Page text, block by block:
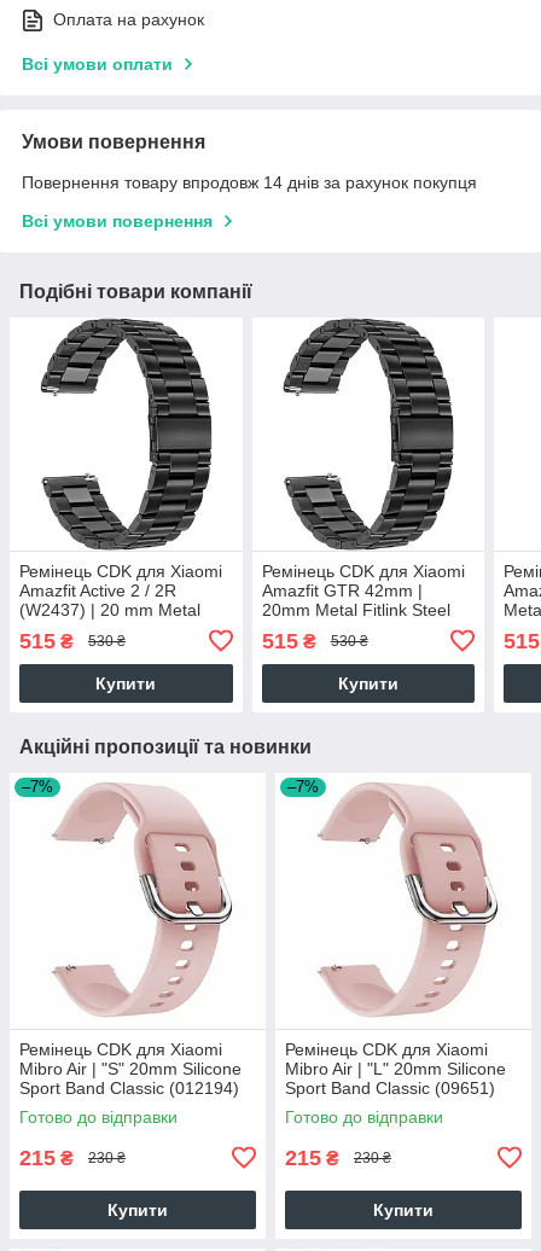
Оплата на рахунок
Всі умови оплати
Умови повернення
Повернення товару впродовж 14 днів за рахунок покупця
Всі умови повернення
Подібні товари компанії
Ремінець CDK для Xiaomi
Amazfit Active 2 / 2R
(W2437) | 20 mm Metal
(012873) (black)
515 ₴ 530 ₴
Купити
Ремінець CDK для Xiaomi
Amazfit GTR 42mm |
20mm Metal Fitlink Steel
(black)
515₴ 530 ₴
Купити
515
Акційні пропозиції та новинки
–7%
Ремінець CDK для Xiaomi
Mibro Air | "S" 20mm Silicone
Sport Band Classic (012194)
(pink)
Готово до відправки
215 ₴ 230 ₴
Купити
–7%
Ремінець CDK для Xiaomi
Mibro Air | "L" 20mm Silicone
Sport Band Classic (09651)
(pink)
Готово до відправки
215 ₴ 230 ₴
Купити